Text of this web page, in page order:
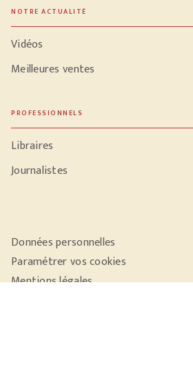
NOTRE ACTUALITÉ
Vidéos
Meilleures ventes
PROFESSIONNELS
Libraires
Journalistes
Données personnelles
Paramétrer vos cookies
Mentions légales